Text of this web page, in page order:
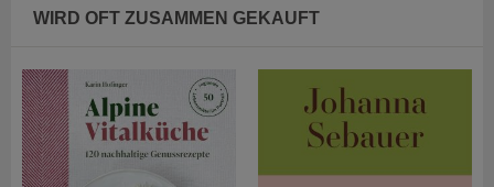
WIRD OFT ZUSAMMEN GEKAUFT